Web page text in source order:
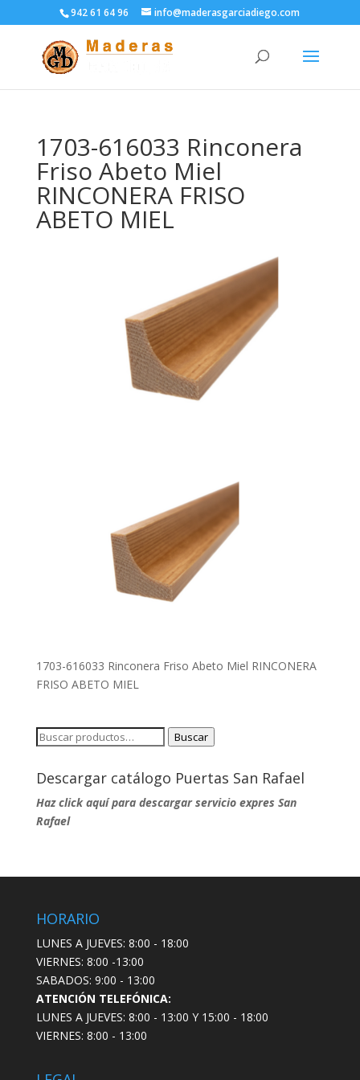
942 61 64 96 info@maderasgarciadiego.com
1703-616033 Rinconera
Friso Abeto Miel
RINCONERA FRISO
ABETO MIEL
1703-616033 Rinconera Friso Abeto Miel RINCONERA
FRISO ABETO MIEL
Buscar
Buscar
Descargar catálogo Puertas San Rafael
Haz click aquí para descargar servicio expres San
Rafael
HORARIO
LUNES A JUEVES: 8:00 - 18:00
VIERNES: 8:00 -13:00
SABADOS: 9:00 - 13:00
ATENCIÓN TELEFÓNICA:
LUNES A JUEVES: 8:00 - 13:00 Y 15:00 - 18:00
VIERNES: 8:00 - 13:00